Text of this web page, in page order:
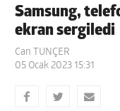
Samsung,
ekran sergiledi
Can TUNÇER
05 Ocak 2023 15:31